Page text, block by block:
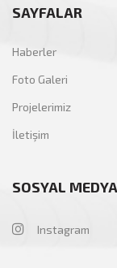
SAYFALAR
Haberler
Foto Galeri
Projelerimiz
İletişim
SOSYAL MEDYA
Instagram